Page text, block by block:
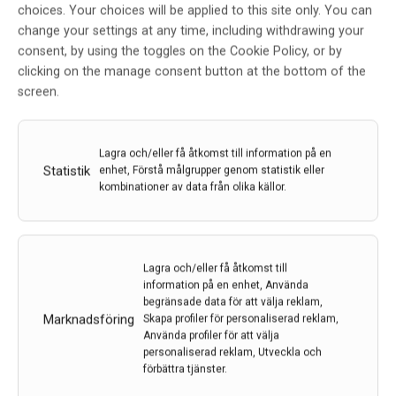
choices. Your choices will be applied to this site only. You can
change your settings at any time, including withdrawing your
consent, by using the toggles on the Cookie Policy, or by
clicking on the manage consent button at the bottom of the
screen.
Statistik
Lagra och/eller få åtkomst till information på en
enhet, Förstå målgrupper genom statistik eller
kombinationer av data från olika källor.
Marknadsföring
Lagra och/eller få åtkomst till
information på en enhet, Använda
begränsade data för att välja reklam,
Skapa profiler för personaliserad reklam,
Använda profiler för att välja
personaliserad reklam, Utveckla och
förbättra tjänster.
ta reda på förekomsten av iNPH i den allmänna
befolkningen i Jämtland-Härjedalen, ta reda på
förekomsten av depressiva symtom och undersöka
livskvaliteten bland personer med iNPH samt att
på iNPH förändras efter 2 år.
Denna avhandling visar att iNPH är vanligare än vad
som tidigare var känt. De med iNPH hade mer
depressiva symptom och lägre livskvalitet än de utan
diagnos. Överensstämmelsen i diagnossättning
mellan de båda diagnostiska riktlinjerna var begränsad
vilket stödjer behovet av uppdaterade, enhetliga